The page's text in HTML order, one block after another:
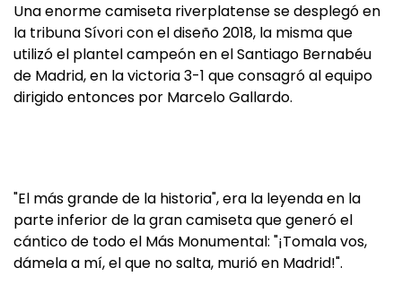
Una enorme camiseta riverplatense se desplegó en
la tribuna Sívori con el diseño 2018, la misma que
utilizó el plantel campeón en el Santiago Bernabéu
de Madrid, en la victoria 3-1 que consagró al equipo
dirigido entonces por Marcelo Gallardo.
"El más grande de la historia", era la leyenda en la
parte inferior de la gran camiseta que generó el
cántico de todo el Más Monumental: "¡Tomala vos,
dámela a mí, el que no salta, murió en Madrid!".